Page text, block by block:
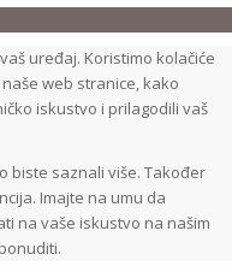
uređaj. Koristimo kolačiće
web stranice, kako
iskustvo i prilagodili vaš
biste saznali više. Također
Imajte na umu da
na vaše iskustvo na našim